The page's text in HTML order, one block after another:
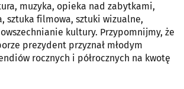
muzyka, opieka nad zabytkami,
sztuka filmowa, sztuki wizualne,
kultury. Przypomnijmy, że
prezydent przyznał młodym
rocznych i półrocznych na kwotę